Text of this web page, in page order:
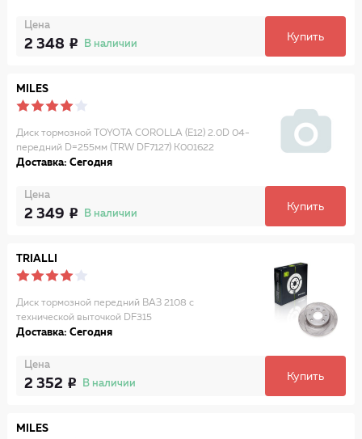
Цена
2 348 В наличии
Купить
MILES
Диск тормозной TOYOTA COROLLA (E12) 2.0D 04-
передний D=255мм (TRW DF7127) K001622
Доставка: Сегодня
Цена
2 349 В наличии
Купить
TRIALLI
Диск тормозной передний ВАЗ 2108 с
технической выточкой DF315
Доставка: Сегодня
Цена
2 352 В наличии
Купить
MILES